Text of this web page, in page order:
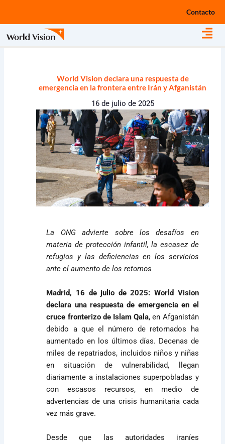
Contacto
World Vision declara una respuesta de
emergencia en la frontera entre Irán y Afganistán
16 de julio de 2025
La ONG advierte sobre los desafíos en
materia de protección infantil, la escasez de
refugios y las deficiencias en los servicios
ante el aumento de los retornos
Madrid, 16 de julio de 2025: World Vision
declara una respuesta de emergencia en el
cruce fronterizo de Islam Qala, en Afganistán
debido a que el número de retornados ha
aumentado en los últimos días. Decenas de
miles de repatriados, incluidos niños y niñas
en situación de vulnerabilidad, llegan
diariamente a instalaciones superpobladas y
con escasos recursos, en medio de
advertencias de una crisis humanitaria cada
vez más grave.
Desde que las autoridades iraníes